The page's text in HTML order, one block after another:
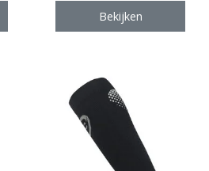
Bekijken